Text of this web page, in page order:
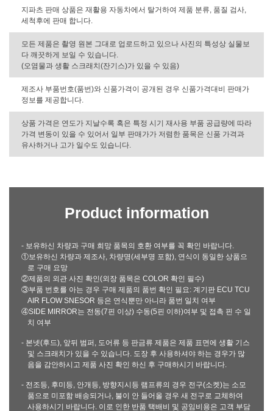
지파츠 판매 상품은 재활용 자동차에서 탈거하여 제품 분류, 품질 검사,
세척후에 판매 합니다.
모든 제품은 촬영 원본 그대로 업로드하고 있으나 사진의 특성상 실물보
다 깨끗하게 보일 수 있습니다.
(오염물과 생활 스크래치(잔기스)가 있을 수 있음)
제조사 부품번호(품번)와 신품가격이 공개된 경우 신품가격대비 판매가
정보를 제공합니다.
상품 가격은 연도가 지날수록 혹은 특정 시기 재사용 부품 공급량에 따라
가격 변동이 있을 수 있어서 일부 판매가가 저렴한 품목은 신품 가격과
유사하거나 고가 일수도 있습니다.
Product information
- 보유하신 차량과 구매 희망 품목의 호환 여부를 꼭 확인 바랍니다.
①보유하신 차량과 제조사, 차량명(세부명 포함), 연식이 동일한 상품으
로 구매 요망
②제품의 외관 사진 확인(외장 품목은 COLOR 확인 필수)
③부품 번호를 아는 경우 구매 제품의 품번 확인 필요: 계기판 ECU TCU
AIR FLOW SNESOR 등은 연식뿐만 아니라 품번 일치 여부
④SIDE MIRROR는 전동(7핀 이상) 수동(5핀 이하)여부 및 접촉 핀 수 일
치 여부
- 본넷(후드), 앞뒤 범퍼, 도어류 등 판금류 제품은 제품 표면에 생활 기스
및 스크래치가 있을 수 있습니다. 도장 후 사용하셔야 하는 경우가 많
음을 감안하시고 제품 사진 확인 하신 후 구매하시기 바랍니다.
- 전조등, 후미등, 안개등, 방향지시등 램프류의 경우 전구(소켓)는 소모
품으로 미포함 배송되거나, 불이 안 들어올 경우 새 전구로 교체하여
사용하시기 바랍니다. 이로 인한 반품 택배비 및 공임비용은 고객 부담